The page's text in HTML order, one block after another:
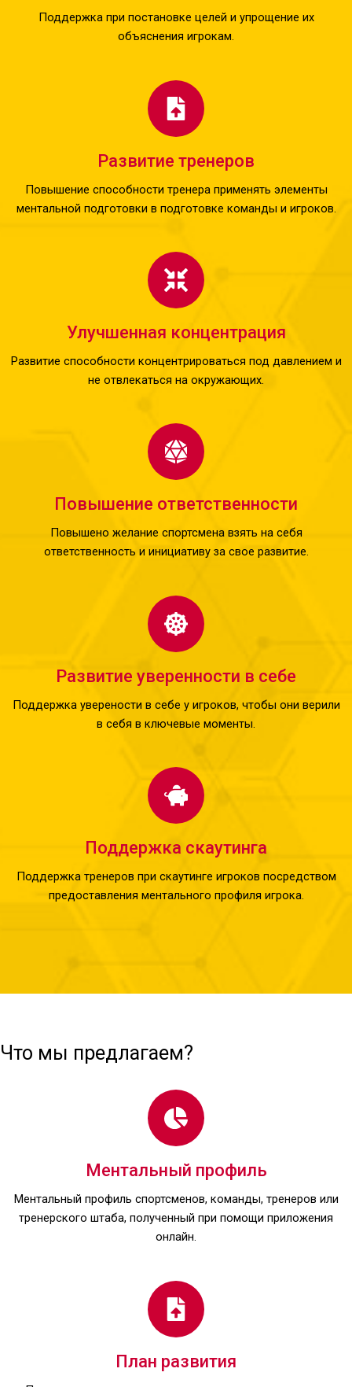
Поддержка при постановке целей и упрощение их
объяснения игрокам.
Развитие тренеров
Повышение способности тренера применять элементы
ментальной подготовки в подготовке команды и игроков.
Улучшенная концентрация
Развитие способности концентрироваться под давлением и
не отвлекаться на окружающих.
Повышение ответственности
Повышено желание спортсмена взять на себя
ответственность и инициативу за свое развитие.
Развитие уверенности в себе
Поддержка уверености в себе у игроков, чтобы они верили
в себя в ключевые моменты.
Поддержка скаутинга
Поддержка тренеров при скаутинге игроков посредством
предоставления ментального профиля игрока.
Что мы предлагаем?
Ментальный профиль
Ментальный профиль спортсменов, команды, тренеров или
тренерского штаба, полученный при помощи приложения
онлайн.
План развития